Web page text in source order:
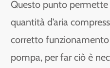
Questo punto
quantità d’aria
corretto
pompa, per far ciò è